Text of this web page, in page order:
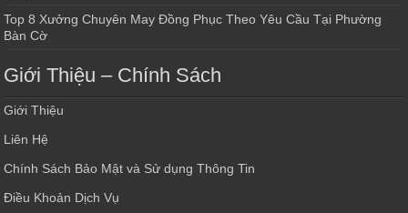
Top 8 Xưởng Chuyên May Đồng Phục Theo Yêu Cầu Tại Phường
Bàn Cờ
Giới Thiệu – Chính Sách
Giới Thiệu
Liên Hệ
Chính Sách Bảo Mật và Sử dụng Thông Tin
Điều Khoản Dịch Vụ